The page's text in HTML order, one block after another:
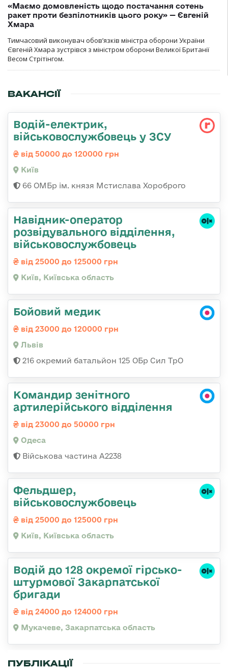
«Маємо домовленість щодо постачання сотень
ракет проти безпілотників цього року» — Євгеній
Хмара
Тимчасовий виконувач обов’язків міністра оборони України
Євгеній Хмара зустрівся з міністром оборони Великої Британії
Весом Стрітінгом.
ВАКАНСІЇ
Водій-електрик,
військовослужбовець у ЗСУ
від 50000 до 120000 грн
Київ
66 ОМБр ім. князя Мстислава Хороброго
Навідник-оператор
розвідувального відділення,
військовослужбовець
від 25000 до 125000 грн
Київ, Київська область
Бойовий медик
від 23000 до 120000 грн
Львів
216 окремий батальйон 125 ОБр Сил ТрО
Командир зенітного
артилерійського відділення
від 23000 до 50000 грн
Одеса
Військова частина А2238
Фельдшер,
військовослужбовець
від 25000 до 125000 грн
Київ, Київська область
Водій до 128 окремої гірсько-
штурмової Закарпатської
бригади
від 24000 до 124000 грн
Мукачеве, Закарпатська область
ПУБЛІКАЦІЇ